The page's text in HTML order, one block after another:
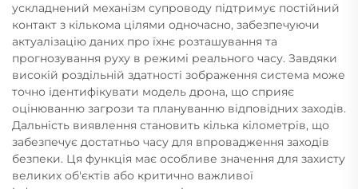
ускладнений механізм супроводу підтримує постійний
контакт з кількома цілями одночасно, забезпечуючи
актуалізацію даних про їхнє розташування та
прогнозування руху в режимі реального часу. Завдяки
високій роздільній здатності зображення система може
точно ідентифікувати модель дрона, що сприяє
оцінюванню загрози та плануванню відповідних заходів.
Дальність виявлення становить кілька кілометрів, що
забезпечує достатньо часу для впровадження заходів
безпеки. Ця функція має особливе значення для захисту
великих об'єктів або критично важливої